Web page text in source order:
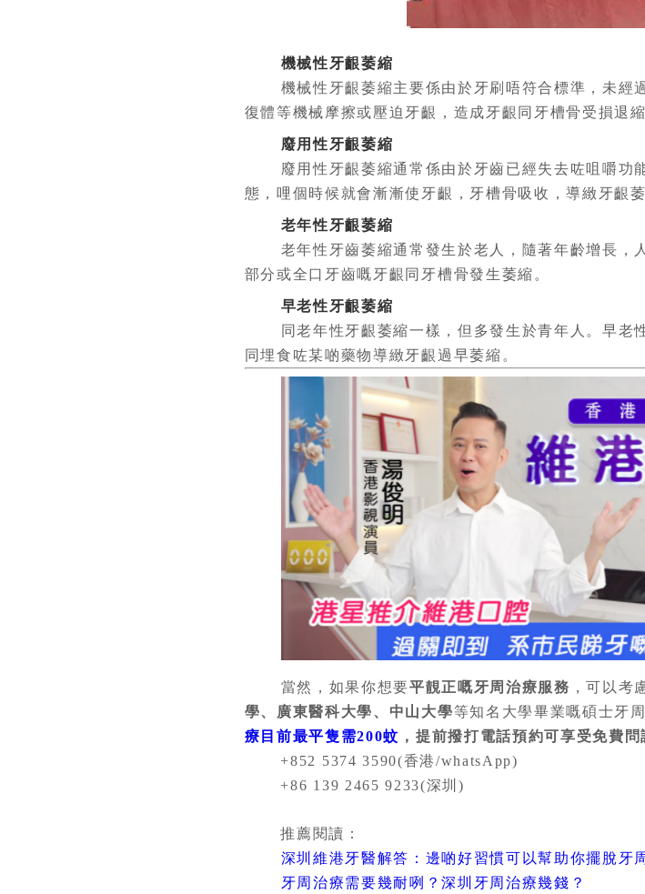
機械性牙齦萎縮
機械性牙齦萎縮主要係由於牙刷唔符合標準，未經
復體等機械摩擦或壓迫牙齦，造成牙齦同牙槽骨受損退縮
廢用性牙齦萎縮
廢用性牙齦萎縮通常係由於牙齒已經失去咗咀嚼功
態，哩個時候就會漸漸使牙齦，牙槽骨吸收，導緻牙齦萎
老年性牙齦萎縮
老年性牙齒萎縮通常發生於老人，隨著年齡增長，
部分或全口牙齒嘅牙齦同牙槽骨發生萎縮。
早老性牙齦萎縮
同老年性牙齦萎縮一樣，但多發生於青年人。早老
同埋食咗某啲藥物導緻牙齦過早萎縮。
當然，如果你想要平靚正嘅牙周治療服務 ，可以考
學、廣東醫科大學、中山大學等知名大學畢業嘅碩士牙
療目前最平隻需200蚊 ，提前撥打電話預約可享受免費
+852 5374 3590(香港/whatsApp)
+86 139 2465 9233(深圳)
推薦閱讀：
深圳維港牙醫解答：邊啲好習慣可以幫助你擺脫牙
牙周治療需要幾耐咧？深圳牙周治療幾錢？